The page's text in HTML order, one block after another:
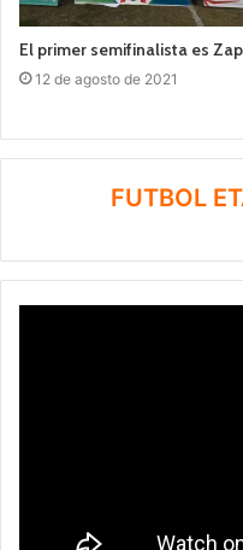
El primer semifinalista es
12 de agosto de 2021
FUTBOL